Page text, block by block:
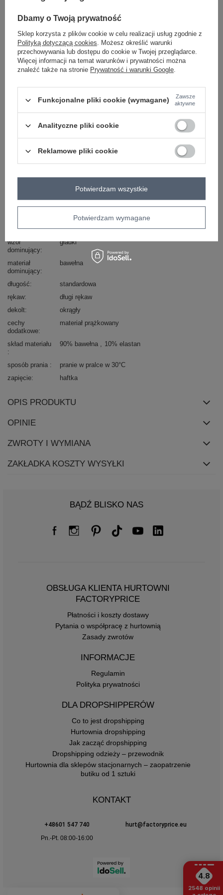
ecru
Zobacz wszystkie kolory (+2)
ZALOGUJ SIĘ I ZOBACZ CENĘ
Zadzwoń
+48 601 547 740
RUE PARIS
styl
casual
wzór
dominujący
gładki
materiał
dominujący
bawełna
długość
standardowa
rękaw
długi rękaw
dekolt
okrągły
cechy
dodatkowe
materiał prążkowany
skład materiału 90% bawełna 10% elastan
sposób prania
pranie w pralce w 30°C
zapięcie
haftka
OPIS PRODUKTU
OPINIE
ZWROTY I WYMIANA
ZAKŁADKA KOSZTY WYSYŁKI
BĄDŹ BLISKO NAS
OBSŁUGA KLIENTA HURTOWNI
FACTORYPRICE
Płatności i koszty dostawy
Pytania o współpracę z hurtownią
Zasady zwrotów
INFORMACJE
Regulamin
Polityka prywatności
DLA DROPSHIPPERÓW
Co to jest dropshipping
Hurtownia dropshipping
Jak zacząć dropshipping
Dropshipping odzieży – przewodnik
Hurtownia dla sklepów stacjonarnych – zaopatrzenie
butiku od 1 sztuki
KONTAKT
+48601 547 740
hurt@factoryprice.eu
Pn.-Pt. 08:00-16:00
4.8
2548 opinii
Dbamy o Twoją prywatność
Sklep korzysta z plików cookie w celu realizacji usług zgodnie z
Polityką dotyczącą cookies. Możesz określić warunki
przechowywania lub dostępu do cookie w Twojej przeglądarce.
Więcej informacji na temat warunków i prywatności można
znaleźć także na stronie Prywatność i warunki Google.
Funkcjonalne pliki cookie (wymagane)
Zawsze
aktywne
Analityczne pliki cookie
Reklamowe pliki cookie
Potwierdzam wymagane
Potwierdzam wszystkie